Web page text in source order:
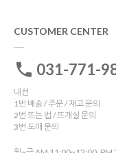
CUSTOMER CENTER
031-771-
내선
1번 배송 / 주문 / 재고 문의
2번 뜨는 법 / 뜨개실 문의
3번 도매 문의